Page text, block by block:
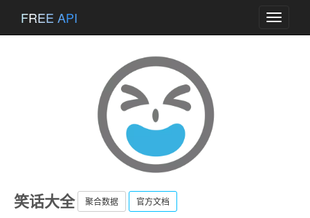
Toggle
FREE API
笑话大全 聚合数据 官方文档